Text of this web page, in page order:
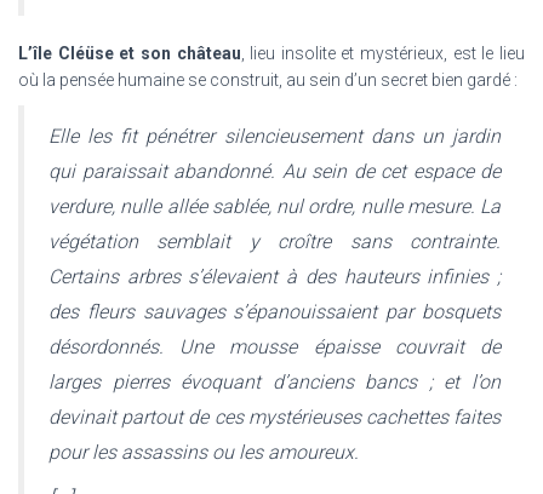
L’île Cléüse et son château , lieu insolite et mystérieux, est le lieu
où la pensée humaine se construit, au sein d’un secret bien gardé :
Elle les fit pénétrer silencieusement dans un jardin
qui paraissait abandonné. Au sein de cet espace de
verdure, nulle allée sablée, nul ordre, nulle mesure. La
végétation semblait y croître sans contrainte.
Certains arbres s’élevaient à des hauteurs infinies ;
des fleurs sauvages s’épanouissaient par bosquets
désordonnés. Une mousse épaisse couvrait de
larges pierres évoquant d’anciens bancs ; et l’on
devinait partout de ces mystérieuses cachettes faites
pour les assassins ou les amoureux.